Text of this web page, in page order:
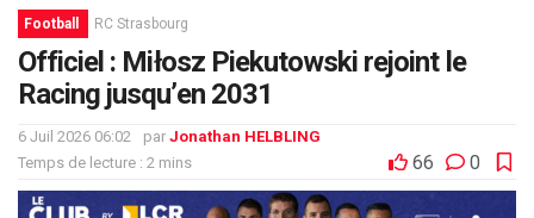
Football RC Strasbourg
Officiel : Miłosz Piekutowski rejoint le
Racing jusqu’en 2031
6 Juil 2026 06:02 par Jonathan HELBLING
Temps de lecture : 2 mins
66 0